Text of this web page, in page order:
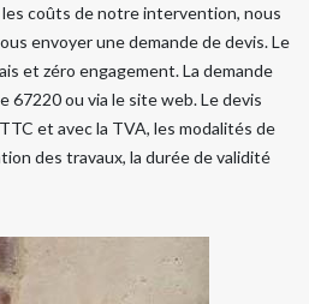
coûts de notre intervention, nous
envoyer une demande de devis. Le
et zéro engagement. La demande
67220 ou via le site web. Le devis
et avec la TVA, les modalités de
des travaux, la durée de validité